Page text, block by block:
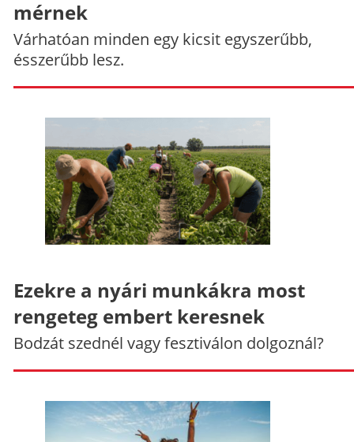
mérnek
Várhatóan minden egy kicsit egyszerűbb,
ésszerűbb lesz.
Ezekre a nyári munkákra most
rengeteg embert keresnek
Bodzát szednél vagy fesztiválon dolgoznál?